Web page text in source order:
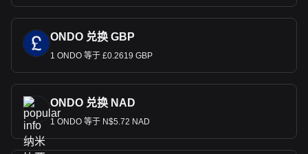
ONDO 兑换 GBP
1 ONDO 等于 £0.2619 GBP
ONDO 兑换 NAD
1 ONDO 等于 N$5.72 NAD